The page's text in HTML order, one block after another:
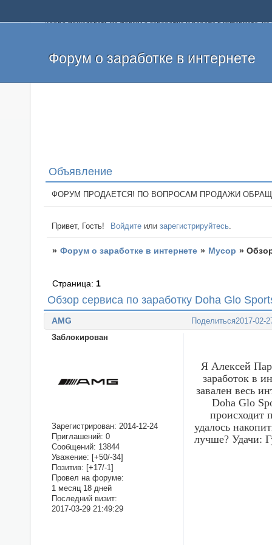
Добро пожаловать на форум о заработке и работе в интернете,
и оставлять свои отзывы. Если вы знаете, что определенный
легкие деньги без вложений и регистрации уже сегодня.
Форум о заработке в интернете
Объявление
ФОРУМ ПРОДАЕТСЯ! ПО ВОПРОСАМ ПРОДАЖИ
Привет, Гость! Войдите илизарегистрируйтесь.
» Форум о заработке в интернете » Мусор »
Обзор сервиса по заработку Doha Glo
Страница: 1
Поделиться2017-02-
AMG
Заблокирован
Зарегистрирован: 2014-12-24
Приглашений: 0
Сообщений: 13844
Уважение: [+50/-34]
Позитив: [+17/-1]
Провел на форуме:
1 месяц 18 дней
Последний визит:
2017-03-29 21:49:29
Я Алексей
заработок в
завален весь
Doha Glo
происходит
удалось
лучше? Удачи: